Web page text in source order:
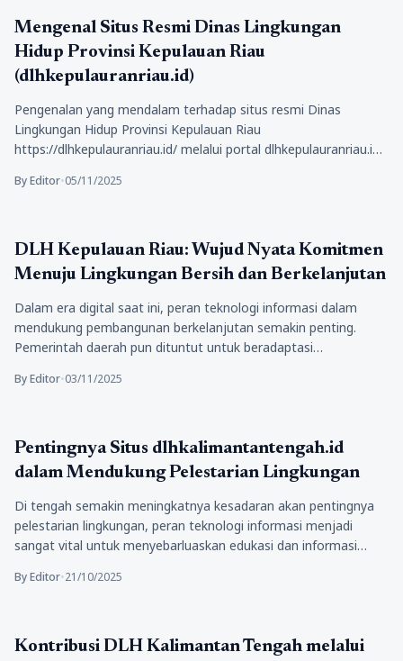
Kesehatan
Mengenal Situs Resmi Dinas Lingkungan
Hidup Provinsi Kepulauan Riau
(dlhkepulauranriau.id)
Pengenalan yang mendalam terhadap situs resmi Dinas
Lingkungan Hidup Provinsi Kepulauan Riau
https://dlhkepulauranriau.id/ melalui portal dlhkepulauranriau.id
By Editor•05/11/2025
Kesehatan
DLH Kepulauan Riau: Wujud Nyata Komitmen
Menuju Lingkungan Bersih dan Berkelanjutan
Dalam era digital saat ini, peran teknologi informasi dalam
mendukung pembangunan berkelanjutan semakin penting.
Pemerintah daerah pun dituntut untuk beradaptasi…
By Editor•03/11/2025
Kesehatan
Pentingnya Situs dlhkalimantantengah.id
dalam Mendukung Pelestarian Lingkungan
Di tengah semakin meningkatnya kesadaran akan pentingnya
pelestarian lingkungan, peran teknologi informasi menjadi
sangat vital untuk menyebarluaskan edukasi dan informasi…
By Editor•21/10/2025
Kesehatan
Kontribusi DLH Kalimantan Tengah melalui